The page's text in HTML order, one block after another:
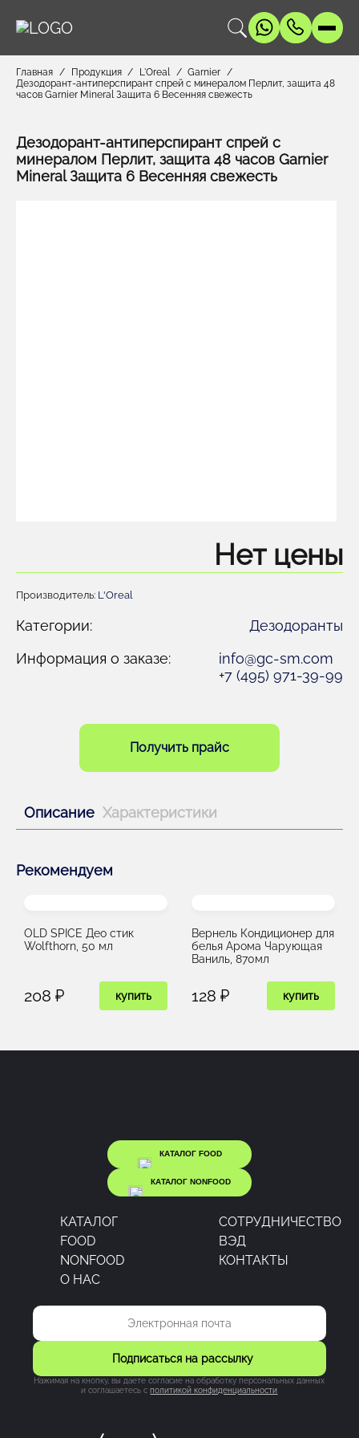
Главная Продукция L'Oreal
Garnier
Дезодорант-антиперспирант спрей с минералом Перлит, защита 48
часов Garnier Mineral Защита 6 Весенняя свежесть
Дезодорант-антиперспирант спрей с
минералом Перлит, защита 48 часов Garnier
Mineral Защита 6 Весенняя свежесть
Нет цены
Производитель: L'Oreal
Категории:
Дезодоранты
Информация о заказе:
info@gc-sm.com
+7 (495) 971-39-99
Получить прайс
Описание Характеристики
Рекомендуем
OLD SPICE Део стик
Wolfthorn, 50 мл
208 ₽ купить
Вернель Кондиционер для
белья Арома Чарующая
Ваниль, 870мл
128 ₽ купить
КАТАЛОГ FOOD
КАТАЛОГ NONFOOD
КАТАЛОГ
CОТРУДНИЧЕСТВО
FOOD
ВЭД
NONFOOD
КОНТАКТЫ
О НАС
Подписаться на рассылку
Нажимая на кнопку, вы даете согласие на обработку персональных данных
и соглашаетесь cполитикой конфиденциальности